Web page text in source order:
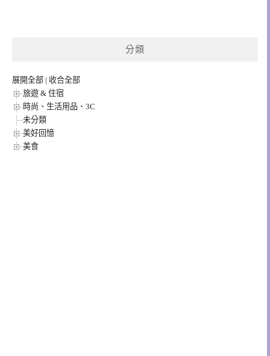
分類
展開全部 | 收合全部
旅遊 & 住宿
時尚、生活用品、3C
未分類
美好回憶
美食